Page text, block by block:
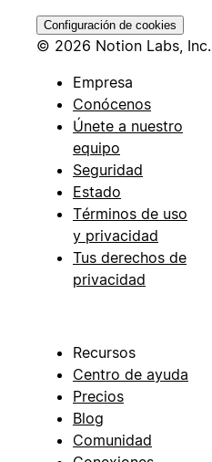
Configuración de cookies
© 2026 Notion Labs, Inc.
Empresa
Conócenos
Únete a nuestro
equipo
Seguridad
Estado
Términos de uso
y privacidad
Tus derechos de
privacidad
Recursos
Centro de ayuda
Precios
Blog
Comunidad